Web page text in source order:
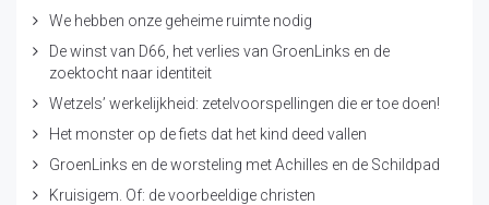
We hebben onze geheime ruimte nodig
De winst van D66, het verlies van GroenLinks en de
zoektocht naar identiteit
Wetzels’ werkelijkheid: zetelvoorspellingen die er toe doen!
Het monster op de fiets dat het kind deed vallen
GroenLinks en de worsteling met Achilles en de Schildpad
Kruisigem. Of: de voorbeeldige christen